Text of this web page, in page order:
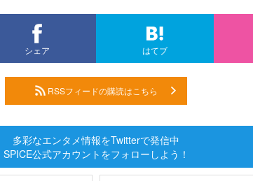
シェア はてブ
RSSフィードの購読はこちら
多彩なエンタメ情報をTwitterで発信中
SPICE公式アカウントをフォローしよう！